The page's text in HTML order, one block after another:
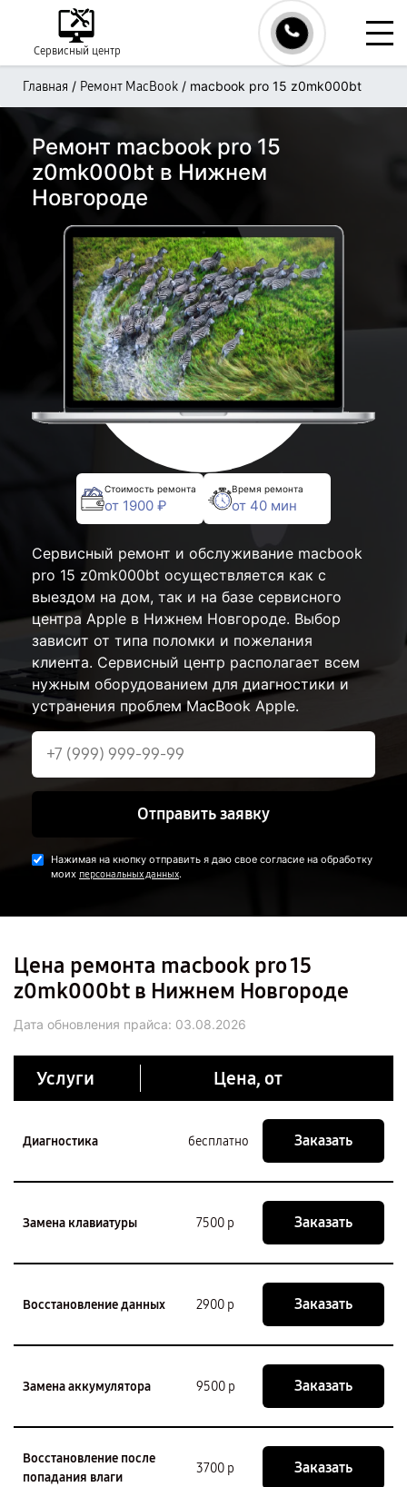
Сервисный центр
Главная / Ремонт MacBook / macbook pro 15 z0mk000bt
Ремонт macbook pro 15
z0mk000bt в Нижнем
Новгороде
Стоимость ремонта
от 1900 ₽
Время ремонта
от 40 мин
Сервисный ремонт и обслуживание macbook
pro 15 z0mk000bt осуществляется как с
выездом на дом, так и на базе сервисного
центра Apple в Нижнем Новгороде. Выбор
зависит от типа поломки и пожелания
клиента. Сервисный центр располагает всем
нужным оборудованием для диагностики и
устранения проблем MacBook Apple.
Отправить заявку
Нажимая на кнопку отправить я даю свое согласие на обработку
моих персональных данных.
Цена ремонта macbook pro 15
z0mk000bt в Нижнем Новгороде
Дата обновления прайса: 03.08.2026
Услуги Цена, от
Диагностика бесплатно Заказать
Замена клавиатуры 7500 р Заказать
Восстановление данных 2900 р Заказать
Замена аккумулятора 9500 р Заказать
Восстановление после
попадания влаги
3700 р Заказать